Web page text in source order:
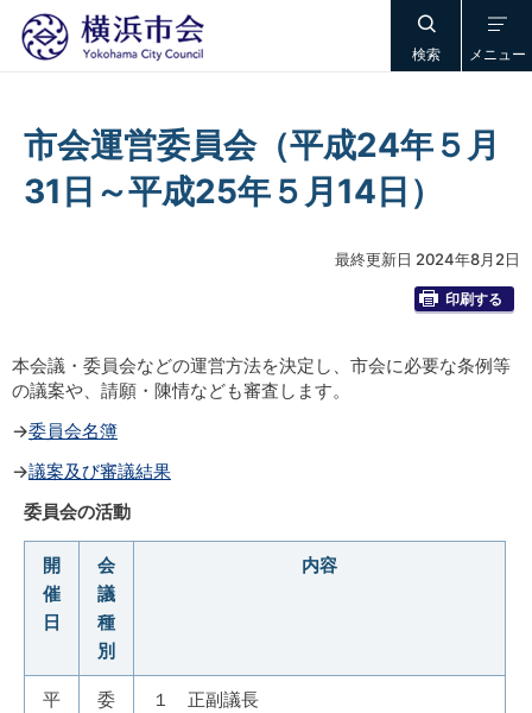
検索 メニュー
市会運営委員会（平成24年５月
31日～平成25年５月14日）
最終更新日 2024年8月2日
印刷する
本会議・委員会などの運営方法を決定し、市会に必要な条例等
の議案や、請願・陳情なども審査します。
→委員会名簿
→議案及び審議結果
委員会の活動
開
催
日
会
議
種
別
内容
平
委
１ 正副議長